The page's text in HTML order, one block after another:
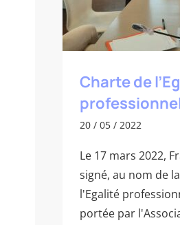
Charte de
20 / 05 / 2022
Le 17 mars 2022,
signé, au nom de
l'Egalité
portée par